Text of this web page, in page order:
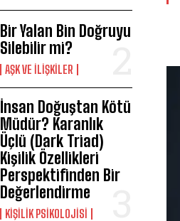
Bir Yalan Bin Doğruyu
Silebilir mi?
AŞK VE İLIŞKILER
İnsan Doğuştan Kötü
Müdür? Karanlık
Üçlü (Dark Triad)
Kişilik Özellikleri
Perspektifinden Bir
Değerlendirme
KIŞILIK PSIKOLOJISI